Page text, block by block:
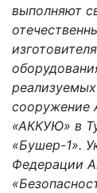
выполняют
сооружение
«АККУЮ» в
«Бушер-1».
Федерации